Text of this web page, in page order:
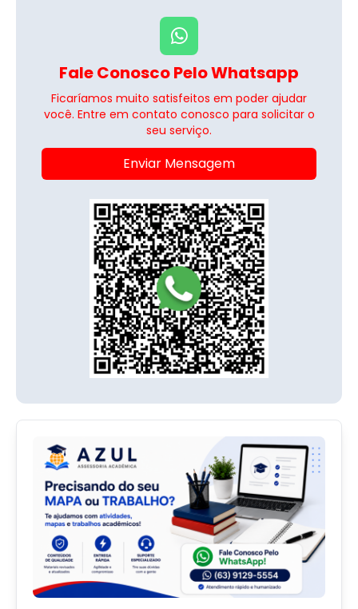
Fale Conosco Pelo Whatsapp
Ficaríamos muito satisfeitos em poder ajudar
você. Entre em contato conosco para solicitar o
seu serviço.
Enviar Mensagem